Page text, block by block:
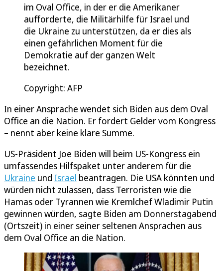
im Oval Office, in der er die Amerikaner
aufforderte, die Militärhilfe für Israel und
die Ukraine zu unterstützen, da er dies als
einen gefährlichen Moment für die
Demokratie auf der ganzen Welt
bezeichnet.
Copyright: AFP
In einer Ansprache wendet sich Biden aus dem Oval
Office an die Nation. Er fordert Gelder vom Kongress
– nennt aber keine klare Summe.
US-Präsident Joe Biden will beim US-Kongress ein
umfassendes Hilfspaket unter anderem für die
Ukraine und Israel beantragen. Die USA könnten und
würden nicht zulassen, dass Terroristen wie die
Hamas oder Tyrannen wie Kremlchef Wladimir Putin
gewinnen würden, sagte Biden am Donnerstagabend
(Ortszeit) in einer seiner seltenen Ansprachen aus
dem Oval Office an die Nation.